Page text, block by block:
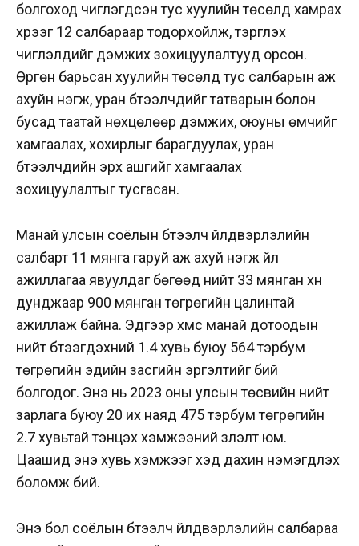
болгоход чиглэгдсэн тус хуулийн төсөлд хамрах
хүрээг 12 салбараар тодорхойлж, тэргүүлэх
чиглэлүүдийг дэмжих зохицуулалтууд орсон.
Өргөн барьсан хуулийн төсөлд тус салбарын аж
ахуйн нэгж, уран бүтээлчдийг татварын болон
бусад таатай нөхцөлөөр дэмжих, оюуны өмчийг
хамгаалах, хохирлыг барагдуулах, уран
бүтээлчдийн эрх ашгийг хамгаалах
зохицуулалтыг тусгасан.
Манай улсын соёлын бүтээлч үйлдвэрлэлийн
салбарт 11 мянга гаруй аж ахуй нэгж үйл
ажиллагаа явуулдаг бөгөөд нийт 33 мянган хүн
дунджаар 900 мянган төгрөгийн цалинтай
ажиллаж байна. Эдгээр хүмүүс манай дотоодын
нийт бүтээгдэхүүний 1.4 хувь буюу 564 тэрбум
төгрөгийн эдийн засгийн эргэлтийг бий
болгодог. Энэ нь 2023 оны улсын төсвийн нийт
зарлага буюу 20 их наяд 475 тэрбум төгрөгийн
2.7 хувьтай тэнцэх хэмжээний үзүүлэлт юм.
Цаашид энэ хувь хэмжээг хэд дахин нэмэгдүүлэх
боломж бий.
Энэ бол соёлын бүтээлч үйлдвэрлэлийн салбараа